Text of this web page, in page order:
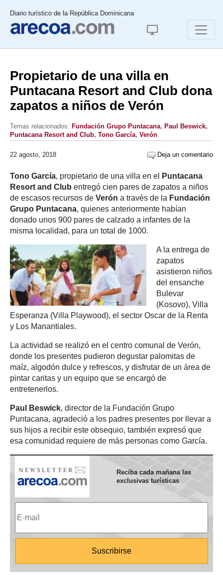
Diario turístico de la República Dominicana
Propietario de una villa en
Puntacana Resort and Club dona
zapatos a niños de Verón
Temas relacionados: Fundación Grupo Puntacana, Paul Beswick,
Puntacana Resort and Club, Tono García, Verón
22 agosto, 2018 Deja un comentario
Tono García, propietario de una villa en el
Puntacana
Resort and Club entregó cien pares de zapatos a niños
de escasos recursos de Verón a través de la Fundación
Grupo Puntacana, quienes anteriormente habían
donado unos 900 pares de calzado a infantes de la
misma localidad, para un total de 1000.
A la entrega de
zapatos
asistieron niños
del ensanche
Bulevar
(Kosovo), Villa
Esperanza (Villa Playwood), el sector Oscar de la Renta
y Los Manantiales.
La actividad se realizó en el centro comunal de Verón,
donde los presentes pudieron degustar palomitas de
maíz, algodón dulce y refrescos, y disfrutar de un área de
pintar caritas y un equipo que se encargó de
entretenerlos.
Paul Beswick, director de la Fundación Grupo
Puntacana, agradeció a los padres presentes por llevar a
sus hijos a recibir este obsequio, también expresó que
esa comunidad requiere de más personas como García.
Reciba cada mañana las
exclusivas turísticas